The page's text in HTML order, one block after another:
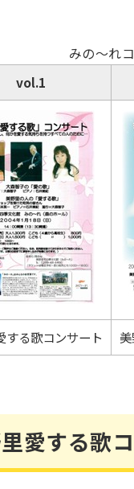
みの～れ
vol.1
する歌コンサート
愛する歌